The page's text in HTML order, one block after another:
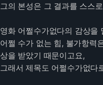
그의 본성은 그 결과를 스스
영화 어쩔수가없다의 감상을
어쩔 수가 없는 힘, 불가항력
상을 받았기 때문이고요,
그래서 제목도 어쩔수가없다